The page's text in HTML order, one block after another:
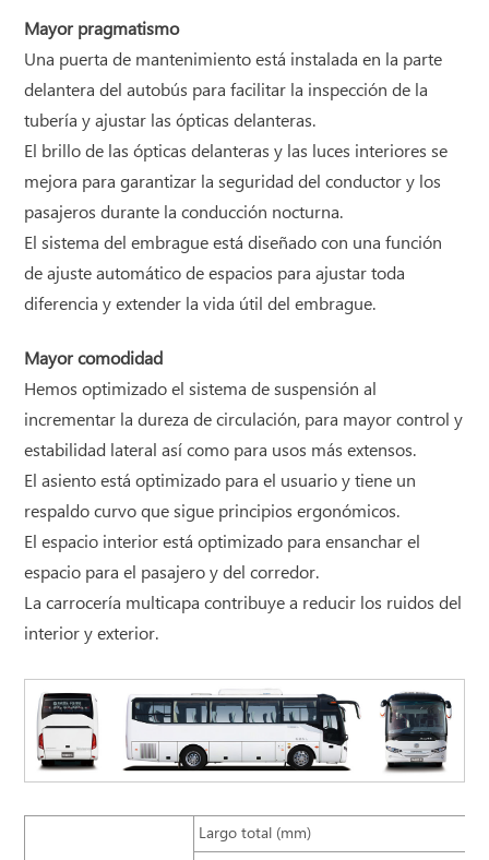
Mayor pragmatismo
Una puerta de mantenimiento está instalada en la parte
delantera del autobús para facilitar la inspección de la
tubería y ajustar las ópticas delanteras.
El brillo de las ópticas delanteras y las luces interiores se
mejora para garantizar la seguridad del conductor y los
pasajeros durante la conducción nocturna.
El sistema del embrague está diseñado con una función
de ajuste automático de espacios para ajustar toda
diferencia y extender la vida útil del embrague.
Mayor comodidad
Hemos optimizado el sistema de suspensión al
incrementar la dureza de circulación, para mayor control y
estabilidad lateral así como para usos más extensos.
El asiento está optimizado para el usuario y tiene un
respaldo curvo que sigue principios ergonómicos.
El espacio interior está optimizado para ensanchar el
espacio para el pasajero y del corredor.
La carrocería multicapa contribuye a reducir los ruidos del
interior y exterior.
Largo total (mm)